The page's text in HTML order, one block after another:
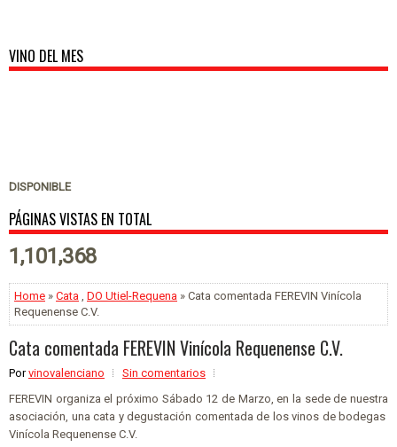
VINO DEL MES
DISPONIBLE
PÁGINAS VISTAS EN TOTAL
1,101,368
Home » Cata DO Utiel-Requena » Cata comentada FEREVIN Vinícola
Requenense C.V.
Cata comentada FEREVIN Vinícola Requenense C.V.
Porvinovalenciano
Sin comentarios
FEREVIN organiza el próximo Sábado 12 de Marzo, en la sede de nuestra
asociación, una cata y degustación comentada de los vinos de bodegas
Vinícola Requenense C.V.